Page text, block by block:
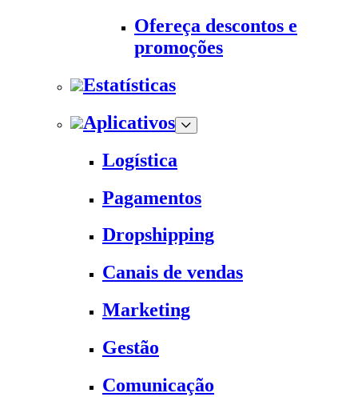
Ofereça descontos e
promoções
Estatísticas
Aplicativos
Logística
Pagamentos
Dropshipping
Canais de vendas
Marketing
Gestão
Comunicação